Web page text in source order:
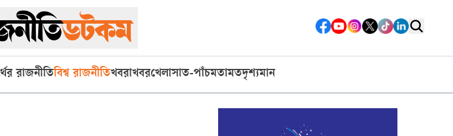
রাজনীতিবিশ্ব রাজনীতিখবরাখবরখেলাসাত-পাঁচমতামতদৃশ্যমান